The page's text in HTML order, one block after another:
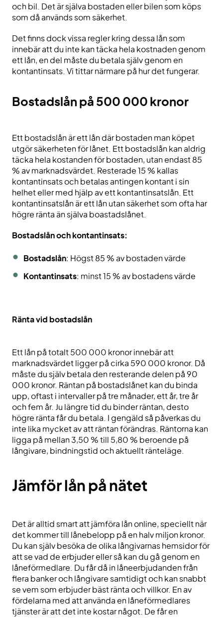
och bil. Det är själva bostaden eller bilen som köps
som då används som säkerhet.
Det finns dock vissa regler kring dessa lån som
innebär att du inte kan täcka hela kostnaden genom
ett lån, en del måste du betala själv genom en
kontantinsats. Vi tittar närmare på hur det fungerar.
Bostadslån på 500 000 kronor
Ett bostadslån är ett lån där bostaden man köpet
utgör säkerheten för lånet. Ett bostadslån kan aldrig
täcka hela kostanden för bostaden, utan endast 85
% av marknadsvärdet. Resterade 15 % kallas
kontantinsats och betalas antingen kontant i sin
helhet eller med hjälp av ett kontantinsatslån. Ett
kontantinsatslån är ett lån utan säkerhet som ofta har
högre ränta än själva boastadslånet.
Bostadslån och kontantinsats:
Bostadslån: Högst 85 % av bostaden värde
Kontantinsats: minst 15 % av bostadens värde
Ränta vid bostadslån
Ett lån på totalt 500 000 kronor innebär att
marknadsvärdet ligger på cirka 590 000 kronor. Då
måste du själv betala den resterande delen på 90
000 kronor. Räntan på bostadslånet kan du binda
upp, oftast i intervaller på tre månader, ett år, tre år
och fem år. Ju längre tid du binder räntan, desto
högre ränta får du betala. I gengäld så påverkas du
inte lika mycket av att räntan förändras. Räntorna kan
ligga på mellan 3,50 % till 5,80 % beroende på
långivare, bindningstid och aktuellt ränteläge.
Jämför lån på nätet
Det är alltid smart att jämföra lån online, speciellt när
det kommer till lånebelopp på en halv miljon kronor.
Du kan själv besöka de olika långivarnas hemsidor för
att se vad de erbjuder eller så kan du gå genom en
låneförmedlare. Du får då in låneerbjudanden från
flera banker och långivare samtidigt och kan snabbt
se vem som erbjuder bäst ränta och villkor. En av
fördelarna med att använda en låneförmedlares
tjänster är att det inte kostar något. De får en